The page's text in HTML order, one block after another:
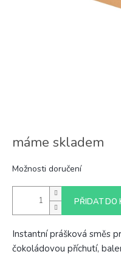
máme skladem
Možnosti doručení
PŘIDAT DO
Instantní prášková směs
čokoládovou příchutí,